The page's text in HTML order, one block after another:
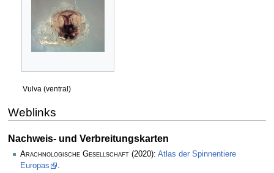
Vulva (ventral)
Weblinks
Nachweis- und Verbreitungskarten
Arachnologische Gesellschaft (2020): Atlas der Spinnentiere
Europas
.